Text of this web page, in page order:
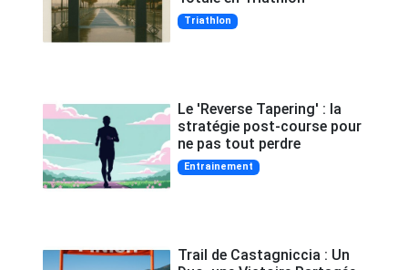
Triathlon
Le 'Reverse Tapering' : la
stratégie post-course pour
ne pas tout perdre
Entrainement
Trail de Castagniccia : Un